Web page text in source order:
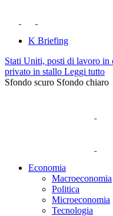
K Briefing
Stati Uniti, posti di lavoro in
privato in stallo Leggi tutto
Sfondo scuro Sfondo chiaro
Economia
Macroeconomia
Politica
Microeconomia
Tecnologia